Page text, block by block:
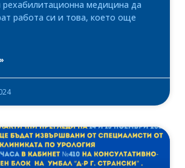
рехабилитационна медицина да
работа си и това, което още